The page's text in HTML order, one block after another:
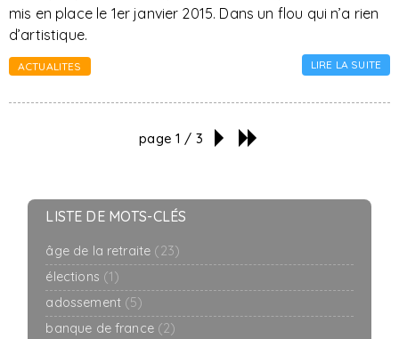
mis en place le 1er janvier 2015. Dans un flou qui n’a rien
d’artistique.
ACTUALITES LIRE LA SUITE
page 1 / 3
LISTE DE MOTS-CLÉS
âge de la retraite (23)
élections (1)
adossement (5)
banque de france (2)